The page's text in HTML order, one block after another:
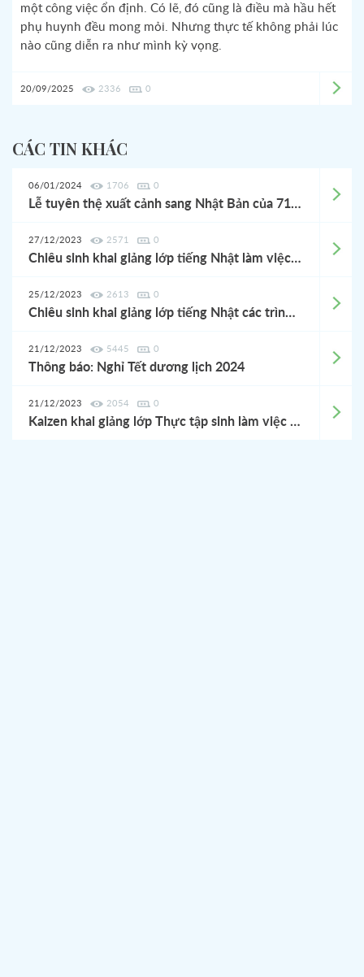
một công việc ổn định. Có lẽ, đó cũng là điều mà hầu hết
phụ huynh đều mong mỏi. Nhưng thực tế không phải lúc
nào cũng diễn ra như mình kỳ vọng.
20/09/2025 2336 0
CÁC TIN KHÁC
06/01/2024 1706 0
Lễ tuyên thệ xuất cảnh sang Nhật Bản của 71 Thực tập sinh Esuhai - Kaizen
27/12/2023 2571 0
Chiêu sinh khai giảng lớp tiếng Nhật làm việc tại Nhật Bản 01/2024
25/12/2023 2613 0
Chiêu sinh khai giảng lớp tiếng Nhật các trình độ tháng 01/2024
21/12/2023 5445 0
Thông báo: Nghỉ Tết dương lịch 2024
21/12/2023 2054 0
Kaizen khai giảng lớp Thực tập sinh làm việc tại Nhật Bản